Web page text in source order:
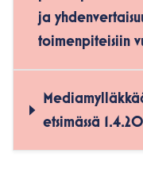
ja
toimenpiteisiin
etsimässä